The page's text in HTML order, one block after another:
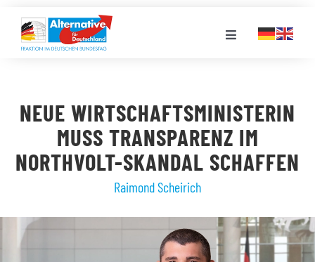
Inhalt
springen
Toggle
LANDESGRUPPEN
VERANSTALTUNGEN
PRESSE
NEUE WIRTSCHAFTSMINISTERIN
MUSS TRANSPARENZ IM
NORTHVOLT-SKANDAL SCHAFFEN
Raimond Scheirich